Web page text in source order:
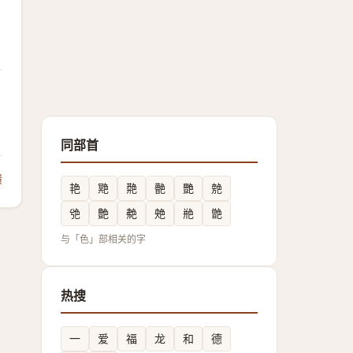
同部首
艳 䒌 䒎 䒐 艷
䒍
䒊
艶 艴 䒋 艵 䒏
与「色」部相关的字
热搜
一 爱 福 龙 和 德